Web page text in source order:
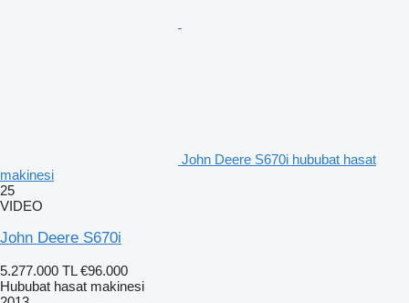
John Deere S670i hububat hasat
makinesi
25
VIDEO
John Deere S670i
5.277.000 TL €96.000
Hububat hasat makinesi